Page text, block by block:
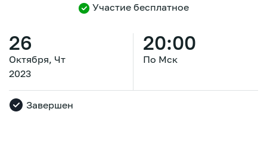
26
Октября, Чт
2023
20:00
По Мск
Завершен
Участие бесплатное